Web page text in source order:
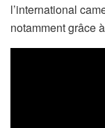
l’international
notamment grâce